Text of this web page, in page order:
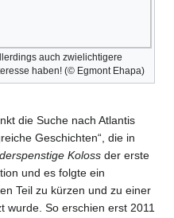
auch zwielichtigere
haben! (© Egmont Ehapa)
die Suche nach Atlantis
Geschichten“, die in
Kolossder erste
und es folgte ein
Teil zu kürzen und zu einer
wurde. So erschien erst 2011